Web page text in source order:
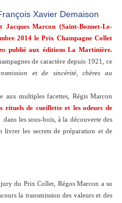
Marcon (Saint-Bonnet-Le-
2014 le Prix Champagne Collet
publié aux éditions La Martinière.
de caractère depuis 1921, ce
et de sincérité, chères au
aux multiples facettes, Régis Marcon
rituels de cueillette et les odeurs de
les sous-bois, à la découverte des
livrer les secrets de préparation et de
du Prix Collet, Régos Marcon a su
la transmission des valeurs et des